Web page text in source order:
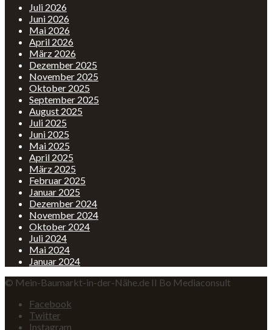
Juli 2026
Juni 2026
Mai 2026
April 2026
März 2026
Dezember 2025
November 2025
Oktober 2025
September 2025
August 2025
Juli 2025
Juni 2025
Mai 2025
April 2025
März 2025
Februar 2025
Januar 2025
Dezember 2024
November 2024
Oktober 2024
Juli 2024
Mai 2024
Januar 2024
© Mein-Baumarkt-in-der-Nähe.de II Bo Mediaconsult
Facebook
Twitter
Instagram